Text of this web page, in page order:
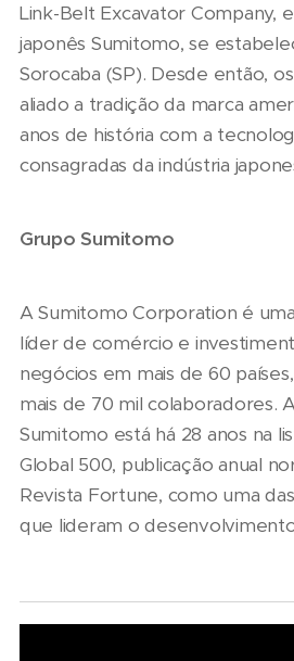
Link-Belt Excavator Company,
japonês Sumitomo, se
Sorocaba (SP). Desde então,
aliado a tradição da marca
anos de história com a
consagradas da indústria
Grupo Sumitomo
A Sumitomo Corporation é
líder de comércio e
negócios em mais de 60
mais de 70 mil colaboradores.
Sumitomo está há 28 anos na
Global 500, publicação anual
Revista Fortune, como uma
que lideram o